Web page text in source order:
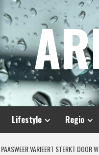
Lifestyle Regio
PAASWEER VARIEERT STERKT DOOR